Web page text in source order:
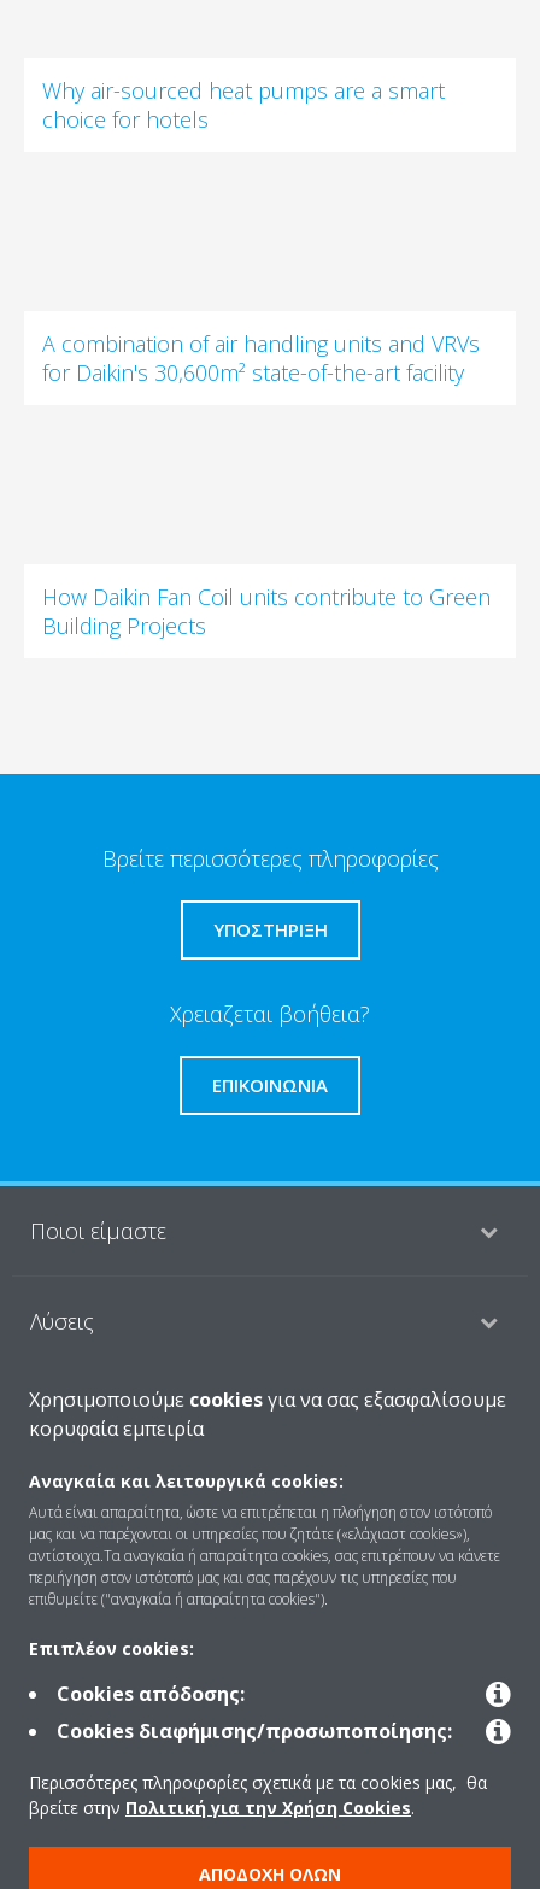
Why air-sourced heat pumps are a smart
choice for hotels
A combination of air handling units and VRVs
for Daikin's 30,600m² state-of-the-art facility
How Daikin Fan Coil units contribute to Green
Building Projects
Βρείτε περισσότερες πληροφορίες
ΥΠΟΣΤΗΡΙΞΗ
Χρειαζεται βοήθεια?
ΕΠΙΚΟΙΝΩΝΊΑ
Ποιοι είμαστε
Λύσεις
Επικοινωνία
Products
Copyright © Daikin
Ανακοίνωση νομικού περιεχομένου
Data Act
Χρησιμοποιούμε cookiesγια να σας εξασφαλίσουμε
κορυφαία εμπειρία
Αναγκαία και λειτουργικά cookies:
Αυτά είναι απαραίτητα, ώστε να επιτρέπεται η πλοήγηση στον ιστότοπό
μας και να παρέχονται οι υπηρεσίες που ζητάτε («ελάχιαστ cookies»),
αντίστοιχα.Τα αναγκαία ή απαραίτητα cookies, σας επιτρέπουν να κάνετε
περιήγηση στον ιστότοπό μας και σας παρέχουν τις υπηρεσίες που
επιθυμείτε ("αναγκαία ή απαραίτητα cookies").
Επιπλέον cookies:
Cookies απόδοσης:
Cookies διαφήμισης/προσωποποίησης:
Περισσότερες πληροφορίες σχετικά με τα cookies μας, θα
βρείτε στην Πολιτική για την Χρήση Cookies.
ΑΠΟΔΟΧΉ ΌΛΩΝ